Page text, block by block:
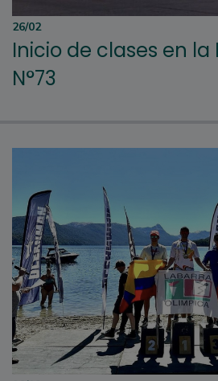
26/02
Inicio de clases en la
N°73